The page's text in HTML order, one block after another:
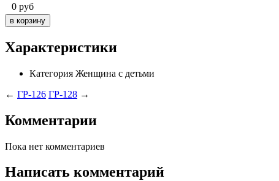
0 руб
Характеристики
Категория Женщина с детьми
← ГР-126 ГР-128 →
Комментарии
Пока нет комментариев
Написать комментарий